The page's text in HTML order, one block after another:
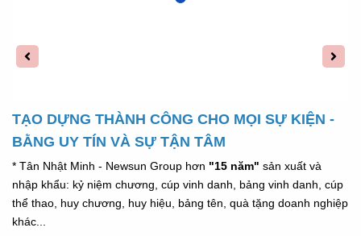
TẠO DỰNG THÀNH CÔNG CHO MỌI SỰ KIỆN -
BẰNG UY TÍN VÀ SỰ TẬN TÂM
* Tân Nhật Minh - Newsun Group hơn "15 năm" sản xuất và
nhập khẩu: kỷ niệm chương, cúp vinh danh, bảng vinh danh, cúp
thể thao, huy chương, huy hiệu, bảng tên, quà tặng doanh nghiệp
khác...